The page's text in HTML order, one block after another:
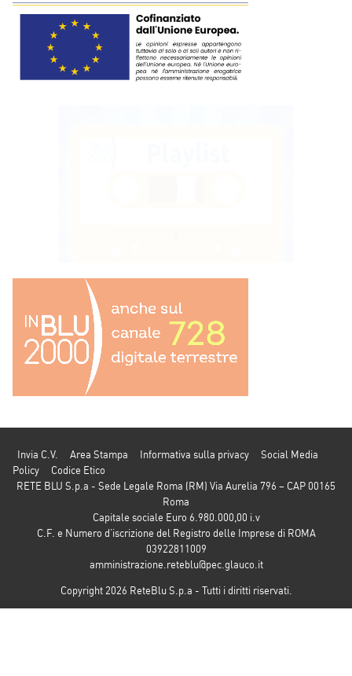
Invia C.V. Area Stampa Informativa sulla privacy
Social Media
Policy
Codice Etico
RETE BLU S.p.a - Sede Legale Roma (RM) Via Aurelia 796 – CAP 00165
Roma
Capitale sociale Euro 6.980.000,00 i.v
C.F. e Numero d’iscrizione del Registro delle Imprese di ROMA
03922811009
amministrazione.reteblu@pec.glauco.it
Copyright 2026 ReteBlu S.p.a - Tutti i diritti riservati.